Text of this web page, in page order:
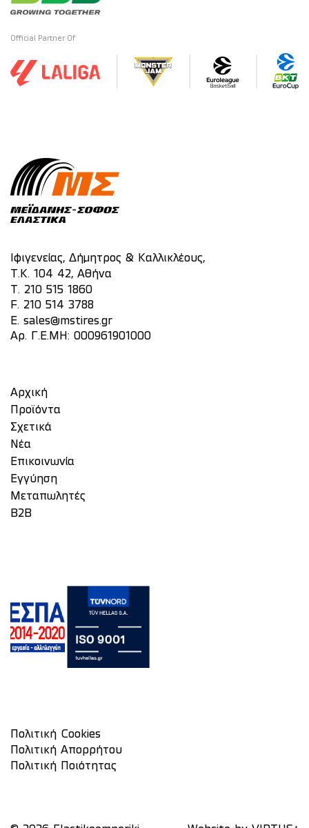
Official Partner Of
Ιφιγενείας, Δήμητρος & Καλλικλέους,
Τ.Κ. 104 42, Αθήνα
T. 210 515 1860
F. 210 514 3788
E. sales@mstires.gr
Αρ. Γ.Ε.ΜΗ: 000961901000
Αρχική
Προϊόντα
Σχετικά
Νέα
Επικοινωνία
Eγγύηση
Μεταπωλητές
Β2Β
Πολιτική Cookies
Πολιτική Απορρήτου
Πολιτική Ποιότητας